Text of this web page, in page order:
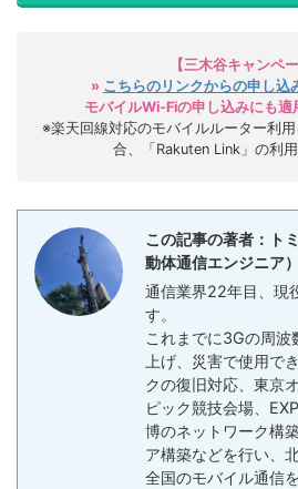
【三木谷キャンペー
» こちらのリンクからの申し込
モバイルWi-Fiの申し込みにも
※楽天回線対応のモバイルルーター利
合、「Rakuten Link」の利用
この記事の著者：ト
動体通信エンジニア）
通信業界22年目、現
す。
これまでに3Gの周波
上げ、災害で使用で
クの復旧対応、東京
ピック競技会場、
博のネットワーク構
ア構築などを行い、
全国のモバイル通信